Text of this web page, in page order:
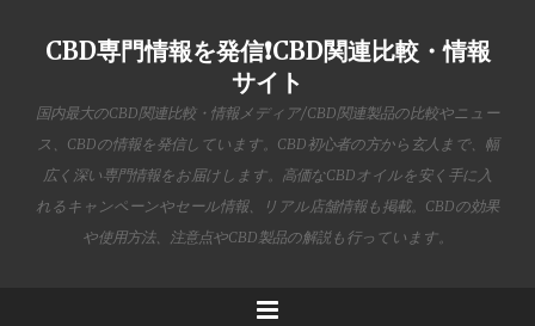
CBD専門情報を発信❗️CBD関連比較・情報
サイト
国内最大のCBD関連比較・情報メディア/CBD関連製品の比較やニュー
ス、CBDの情報を発信しています。CBD初心者の方から玄人まで、幅
広く深い専門情報をお届けします。高価なCBDオイルを安く手に入
れるキャンペーンやセール情報、リアル店舗情報も掲載。CBDの効果
や使用方法、注意点やCBD製品の解説も行っています。